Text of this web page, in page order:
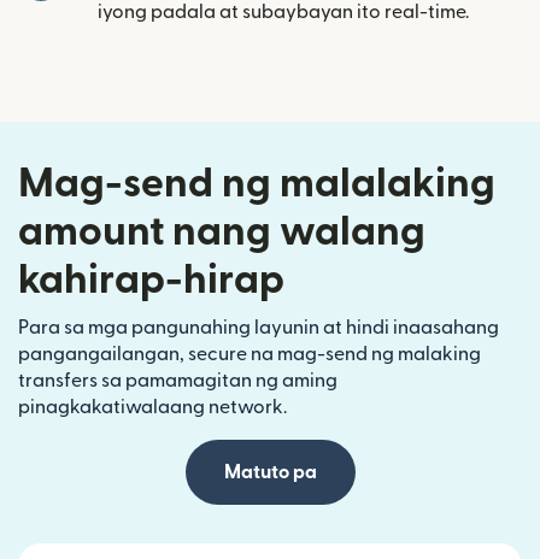
iyong padala at subaybayan ito real-time.
Mag-send ng malalaking
amount nang walang
kahirap-hirap
Para sa mga pangunahing layunin at hindi inaasahang
pangangailangan, secure na mag-send ng malaking
transfers sa pamamagitan ng aming
pinagkakatiwalaang network.
Matuto pa